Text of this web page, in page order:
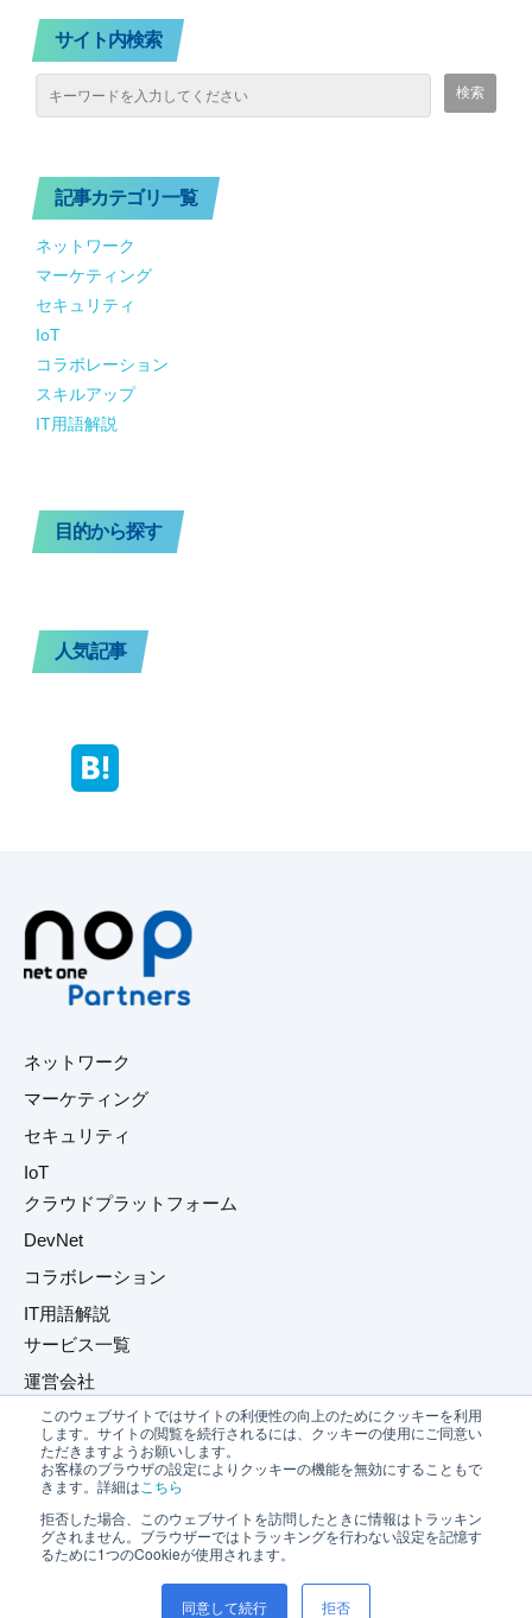
このウェブサイトではサイトの利便性の向上のためにクッキーを利用
します。サイトの閲覧を続行されるには、クッキーの使用にご同意い
ただきますようお願いします。
お客様のブラウザの設定によりクッキーの機能を無効にすることもで
きます。詳細は こちら
拒否した場合、このウェブサイトを訪問したときに情報はトラッキン
グされません。ブラウザーではトラッキングを行わない設定を記憶す
るために1つのCookieが使用されます。
同意して続行 拒否
サイト内検索
記事カテゴリ一覧
ネットワーク
マーケティング
セキュリティ
IoT
コラボレーション
スキルアップ
IT用語解説
目的から探す
人気記事
ネットワーク
マーケティング
セキュリティ
IoT
クラウドプラットフォーム
DevNet
コラボレーション
IT用語解説
サービス一覧
運営会社
プライバシーポリシー
お問い合わせ